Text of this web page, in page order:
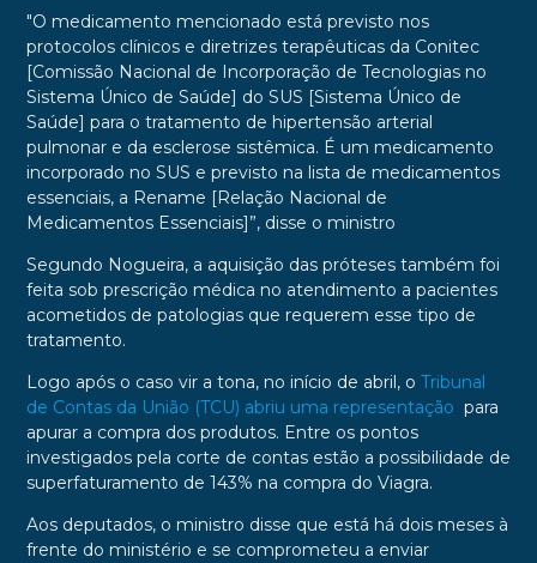
"O medicamento mencionado está previsto nos
protocolos clínicos e diretrizes terapêuticas da Conitec
[Comissão Nacional de Incorporação de Tecnologias no
Sistema Único de Saúde] do SUS [Sistema Único de
Saúde] para o tratamento de hipertensão arterial
pulmonar e da esclerose sistêmica. É um medicamento
incorporado no SUS e previsto na lista de medicamentos
essenciais, a Rename [Relação Nacional de
Medicamentos Essenciais]”, disse o ministro
Segundo Nogueira, a aquisição das próteses também foi
feita sob prescrição médica no atendimento a pacientes
acometidos de patologias que requerem esse tipo de
tratamento.
Logo após o caso vir a tona, no início de abril, o Tribunal
de Contas da União (TCU) abriu uma representação para
apurar a compra dos produtos. Entre os pontos
investigados pela corte de contas estão a possibilidade de
superfaturamento de 143% na compra do Viagra.
Aos deputados, o ministro disse que está há dois meses à
frente do ministério e se comprometeu a enviar